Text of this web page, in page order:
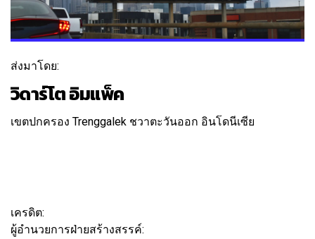
ส่งมาโดย:
วิดาร์โต อิมแพ็ค
เขตปกครอง Trenggalek ชวาตะวันออก อินโดนีเซีย
เครดิต:
ผู้อำนวยการฝ่ายสร้างสรรค์: